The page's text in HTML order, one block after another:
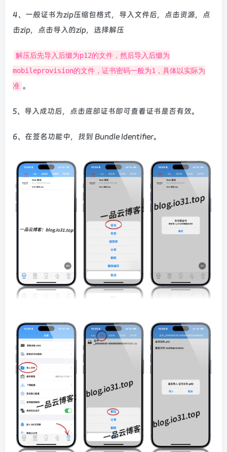
4、一般证书为zip压缩包格式，导入文件后，点击资源，点
击zip，点击导入的zip，选择解压
解压后先导入后缀为p12的文件，然后导入后缀为
mobileprovision的文件，证书密码一般为1，具体以实际为
准 。
5、导入成功后，点击底部证书即可查看证书是否有效。
6、在签名功能中，找到 Bundle Identifier。